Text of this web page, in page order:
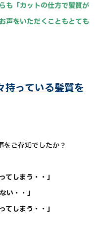
も「カットの仕方で髪質が
声をいただくこともとても
っている髪質を
をご存知でしたか？
てしまう・・」
い・・」
てしまう・・」